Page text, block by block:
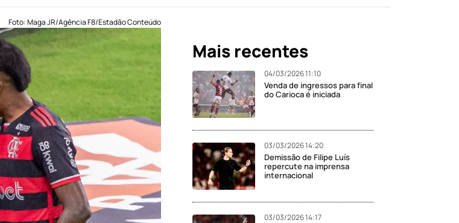
Foto: Maga JR/Agência F8/Estadão Conteúdo
Mais recentes
04/03/2026 11:10
Venda de ingressos para final
do Carioca é iniciada
03/03/2026 14:20
Demissão de Filipe Luís
repercute na imprensa
internacional
03/03/2026 14:17